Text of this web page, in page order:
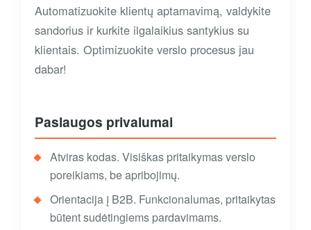
Automatizuokite klientų aptarnavimą, valdykite
sandorius ir kurkite ilgalaikius santykius su
klientais. Optimizuokite verslo procesus jau
dabar!
Paslaugos privalumai
Atviras kodas. Visiškas pritaikymas verslo
poreikiams, be apribojimų.
Orientacija į B2B. Funkcionalumas, pritaikytas
būtent sudėtingiems pardavimams.